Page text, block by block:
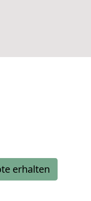
erhalten